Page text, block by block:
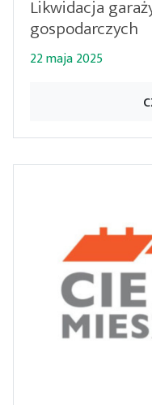
Likwidacja
gospodarczych
22 maja 2025